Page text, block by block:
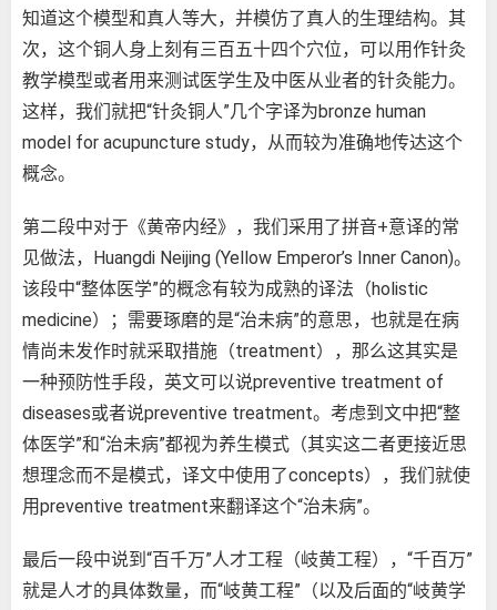
知道这个模型和真人等大，并模仿了真人的生理结构。其
次，这个铜人身上刻有三百五十四个穴位，可以用作针灸
教学模型或者用来测试医学生及中医从业者的针灸能力。
这样，我们就把“针灸铜人”几个字译为bronze human
model for acupuncture study，从而较为准确地传达这个
概念。
第二段中对于《黄帝内经》，我们采用了拼音+意译的常
见做法，Huangdi Neijing (Yellow Emperor’s Inner Canon)。
该段中“整体医学”的概念有较为成熟的译法（holistic
medicine）；需要琢磨的是“治未病”的意思，也就是在病
情尚未发作时就采取措施（treatment），那么这其实是
一种预防性手段，英文可以说preventive treatment of
diseases或者说preventive treatment。考虑到文中把“整
体医学”和“治未病”都视为养生模式（其实这二者更接近思
想理念而不是模式，译文中使用了concepts），我们就使
用preventive treatment来翻译这个“治未病”。
最后一段中说到“百千万”人才工程（岐黄工程），“千百万”
就是人才的具体数量，而“岐黄工程”（以及后面的“岐黄学